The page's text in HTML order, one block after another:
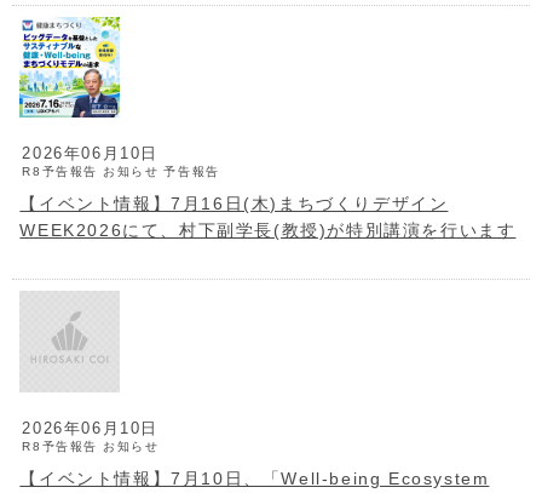
2026年06月10日
R8予告報告 お知らせ 予告報告
【イベント情報】7月16日(木)まちづくりデザイン
WEEK2026にて、村下副学長(教授)が特別講演を行います
2026年06月10日
R8予告報告 お知らせ
【イベント情報】7月10日、「Well-being Ecosystem